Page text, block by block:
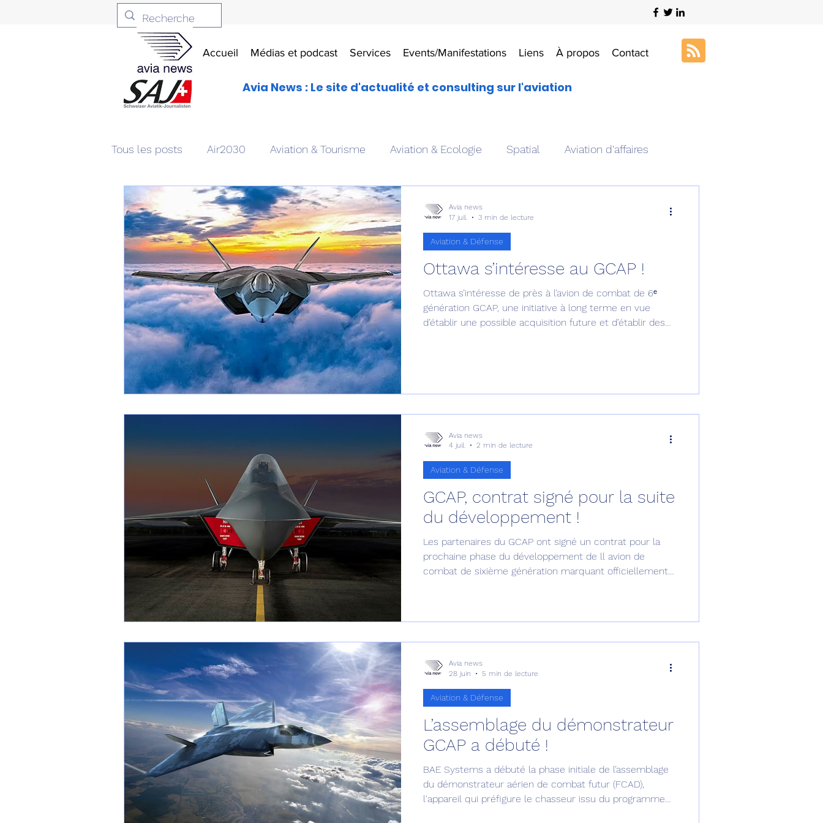
Accueil Médias et podcast Services Events/Manifestations Liens À propos Contact
Avia News : Le site d'actualité et consulting sur l'aviation
Tous les posts Air2030 Aviation & Tourisme Aviation & Ecologie Spatial Aviation d'affaires
Aviation & Défense Livres Drones aériens
Patrimoine aéronautique Avionique & pilotage Avion expérimental
1 er avril Motorisation Défense sol-air DSA Amphibie Drones Composante ESPACE
Shenyang J-35 Bombardier Global 6500 Fret aérien
Airbus H145M Opération militaire au Vénézuela Simulateur avion de combat Avionneurs
Ottawa s’intéresse au GCAP !
Ottawa s’intéresse de près à l’avion de combat de 6ᵉ
génération GCAP, une initiative à long terme en vue
d’établir une possible acquisition future et d’établir des
Aviation & Défense
Avia news
17 juil.
3 min de lecture
GCAP, contrat signé pour la suite
du développement !
Les partenaires du GCAP ont signé un contrat pour la
prochaine phase du développement de ll avion de
combat de sixième génération marquant officiellement
Aviation & Défense
Avia news
4 juil.
2 min de lecture
L’assemblage du démonstrateur
GCAP a débuté !
BAE Systems a débuté la phase initiale de l’assemblage
du démonstrateur aérien de combat futur (FCAD),
l'appareil qui préfigure le chasseur issu du programme
Aviation & Défense
Avia news
28 juin
5 min de lecture